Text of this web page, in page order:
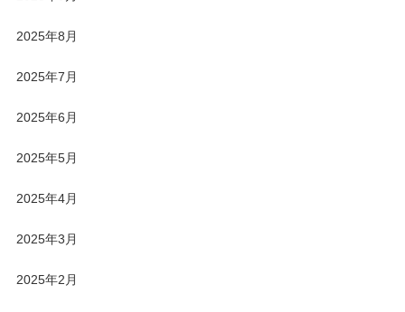
2025年8月
2025年7月
2025年6月
2025年5月
2025年4月
2025年3月
2025年2月